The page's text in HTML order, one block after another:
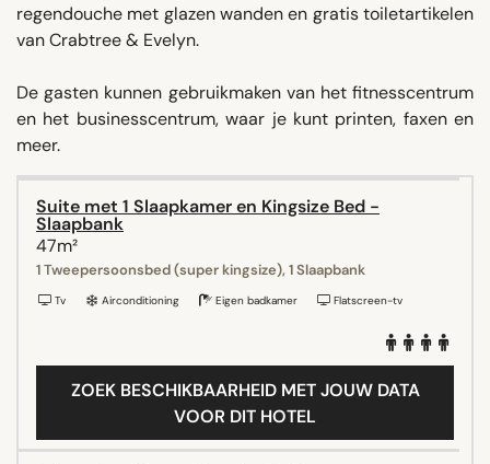
regendouche met glazen wanden en gratis toiletartikelen
van Crabtree & Evelyn.
De gasten kunnen gebruikmaken van het fitnesscentrum
en het businesscentrum, waar je kunt printen, faxen en
meer.
Suite met 1 Slaapkamer en Kingsize Bed -
Slaapbank
47m²
1 Tweepersoonsbed (super kingsize), 1 Slaapbank
Tv Airconditioning Eigen badkamer Flatscreen-tv
ZOEK BESCHIKBAARHEID MET JOUW DATA
VOOR DIT HOTEL